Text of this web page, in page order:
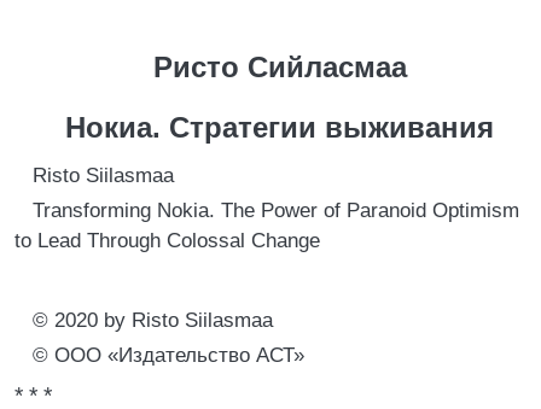
Ристо Сийласмаа
Нокиа. Стратегии выживания
Risto Siilasmaa
Transforming Nokia. The Power of Paranoid Optimism
to Lead Through Colossal Change
© 2020 by Risto Siilasmaa
© ООО «Издательство АСТ»
* * *